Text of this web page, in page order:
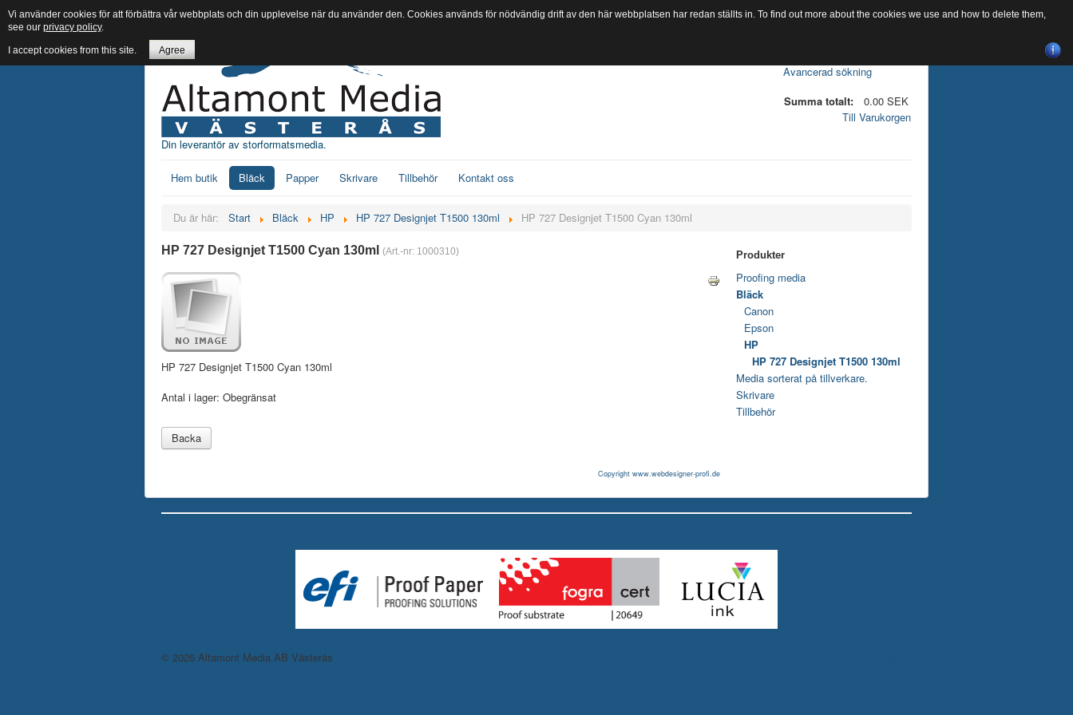
Din leverantör av storformatsmedia.
Avancerad sökning
Summa totalt:
0.00 SEK
Till Varukorgen
Hem butik Bläck Papper Skrivare Tillbehör Kontakt oss
Du är här: Start Bläck HP HP 727 Designjet T1500 130ml HP 727 Designjet T1500 Cyan 130ml
HP 727 Designjet T1500 Cyan 130ml (Art.-nr: 1000310)
HP 727 Designjet T1500 Cyan 130ml
Antal i lager: Obegränsat
Copyright www.webdesigner-profi.de
Produkter
Proofing media
Bläck
Canon
Epson
HP
HP 727 Designjet T1500 130ml
Media sorterat på tillverkare.
Skrivare
Tillbehör
© 2026 Altamont Media AB Västerås
Vi använder cookies för att förbättra vår webbplats och din upplevelse när du använder den. Cookies används för nödvändig drift av den här webbplatsen har redan ställts in. To find out more about the cookies we use and how to delete them,
see our privacy policy.
I accept cookies from this site. Agree